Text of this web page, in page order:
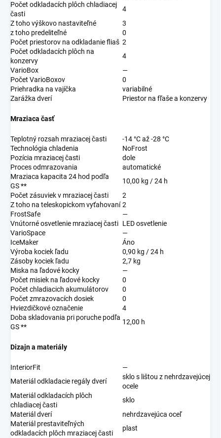
Počet odkladacích plôch chladiacej
časti
4
Z toho výškovo nastaviteľné
3
z toho predeliteľné
0
Počet priestorov na odkladanie fliaš 2
Počet odkladacích plôch na
konzervy
4
VarioBox
—
Počet VarioBoxov
0
Priehradka na vajíčka
variabilné
Zarážka dverí
Priestor na fľaše a konzervy
Mraziaca časť
Teplotný rozsah mraziacej časti
-14 °C až -28 °C
Technológia chladenia
NoFrost
Pozícia mraziacej časti
dole
Proces odmrazovania
automatické
Mraziaca kapacita 24 hod podľa
GS **
10,00 kg / 24 h
Počet zásuviek v mraziacej časti
2
Z toho na teleskopickom vyťahovaní 2
FrostSafe
—
Vnútorné osvetlenie mraziacej časti LED osvetlenie
VarioSpace
—
IceMaker
Áno
Výroba kociek ľadu
0,90 kg / 24 h
Zásoby kociek ľadu
2,7 kg
Miska na ľadové kocky
—
Počet misiek na ľadové kocky
0
Počet chladiacich akumulátorov
0
Počet zmrazovacích dosiek
0
Hviezdičkové označenie
4
Doba skladovania pri poruche podľa
GS **
12,00 h
Dizajn a materiály
InteriorFit
—
Materiál odkladacie regály dverí
sklo s lištou z nehrdzavejúcej
ocele
Materiál odkladacích plôch
chladiacej časti
sklo
Materiál dverí
nehrdzavejúca oceľ
Materiál prestaviteľných
odkladacích plôch mraziacej časti
plast